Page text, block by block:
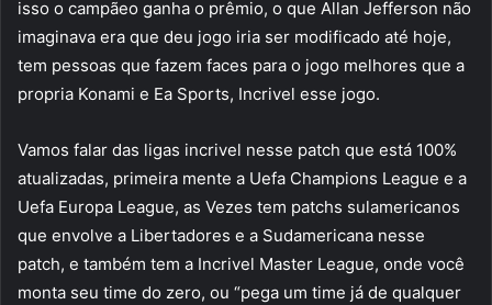
isso o campãeo ganha o prêmio, o que Allan Jefferson não
imaginava era que deu jogo iria ser modificado até hoje,
tem pessoas que fazem faces para o jogo melhores que a
propria Konami e Ea Sports, Incrivel esse jogo.
Vamos falar das ligas incrivel nesse patch que está 100%
atualizadas, primeira mente a Uefa Champions League e a
Uefa Europa League, as Vezes tem patchs sulamericanos
que envolve a Libertadores e a Sudamericana nesse
patch, e também tem a Incrivel Master League, onde você
monta seu time do zero, ou “pega um time já de qualquer